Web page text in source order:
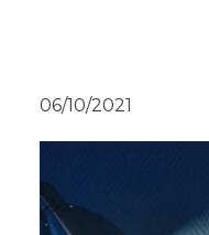
06/10/2021